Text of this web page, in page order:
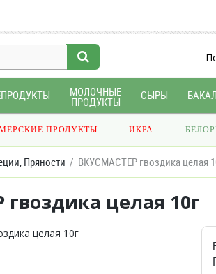
МОЛОЧНЫЕ
ПРОДУКТЫ
СЫРЫ
ПРОДУКТЫ ИКРА
Пряности ВКУСМАСТЕР гвоздика целая
целая 10г